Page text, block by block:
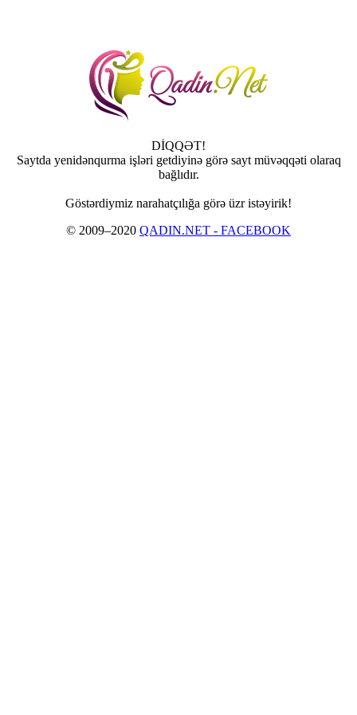
DİQQƏT!
Saytda yenidənqurma işləri getdiyinə görə sayt müvəqqəti olaraq
bağlıdır.
Göstərdiymiz narahatçılığa görə üzr istəyirik!
© 2009–2020 QADIN.NET - FACEBOOK